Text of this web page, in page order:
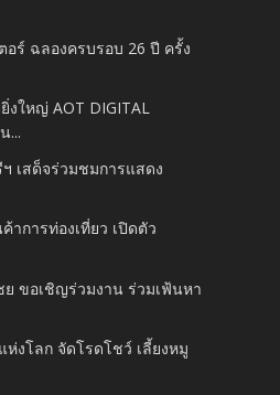
อร์ ฉลองครบรอบ 26 ปี ครั้ง
งใหญ่ AOT DIGITAL
...
เสด็จร่วมชมการแสดง
การท่องเที่ยว เปิดตัว
ย ขอเชิญร่วมงาน ร่วมเฟ้นหา
งโลก จัดโรดโชว์ เลี้ยงหมู